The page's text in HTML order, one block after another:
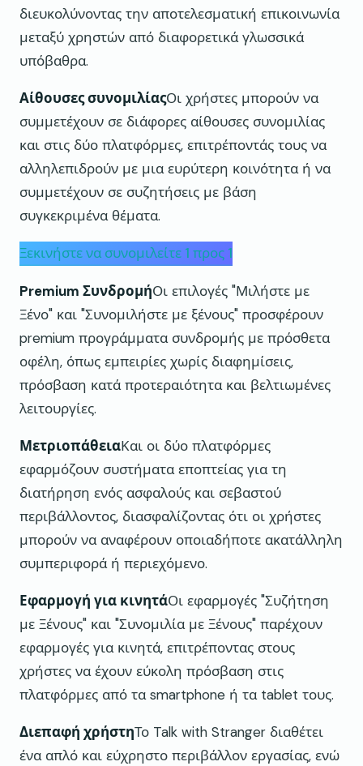
διευκολύνοντας την αποτελεσματική επικοινωνία
μεταξύ χρηστών από διαφορετικά γλωσσικά
υπόβαθρα.
Αίθουσες συνομιλίαςΟι χρήστες μπορούν να
συμμετέχουν σε διάφορες αίθουσες συνομιλίας
και στις δύο πλατφόρμες, επιτρέποντάς τους να
αλληλεπιδρούν με μια ευρύτερη κοινότητα ή να
συμμετέχουν σε συζητήσεις με βάση
συγκεκριμένα θέματα.
Ξεκινήστε να συνομιλείτε 1 προς 1
Premium ΣυνδρομήΟι επιλογές "Μιλήστε με
Ξένο" και "Συνομιλήστε με ξένους" προσφέρουν
premium προγράμματα συνδρομής με πρόσθετα
οφέλη, όπως εμπειρίες χωρίς διαφημίσεις,
πρόσβαση κατά προτεραιότητα και βελτιωμένες
λειτουργίες.
ΜετριοπάθειαΚαι οι δύο πλατφόρμες
εφαρμόζουν συστήματα εποπτείας για τη
διατήρηση ενός ασφαλούς και σεβαστού
περιβάλλοντος, διασφαλίζοντας ότι οι χρήστες
μπορούν να αναφέρουν οποιαδήποτε ακατάλληλη
συμπεριφορά ή περιεχόμενο.
Εφαρμογή για κινητάΟι εφαρμογές "Συζήτηση
με Ξένους" και "Συνομιλία με Ξένους" παρέχουν
εφαρμογές για κινητά, επιτρέποντας στους
χρήστες να έχουν εύκολη πρόσβαση στις
πλατφόρμες από τα smartphone ή τα tablet τους.
Διεπαφή χρήστηΤο Talk with Stranger διαθέτει
ένα απλό και εύχρηστο περιβάλλον εργασίας, ενώ